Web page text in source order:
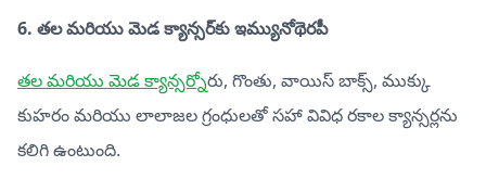
6. తల మరియు మెడ క్యాన్సర్‌కు ఇమ్యునోథెరపీ
తల మరియు మెడ క్యాన్సర్నోరు, గొంతు, వాయిస్ బాక్స్, ముక్కు
కుహరం మరియు లాలాజల గ్రంధులతో సహా వివిధ రకాల క్యాన్సర్లను
కలిగి ఉంటుంది.